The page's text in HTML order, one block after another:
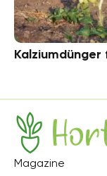
Hortica
Magazine